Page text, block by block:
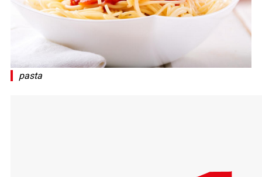
pasta